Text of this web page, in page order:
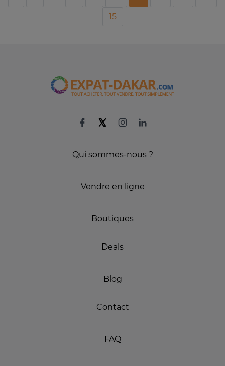
15
Qui sommes-nous ?
Vendre en ligne
Boutiques
Deals
Blog
Contact
FAQ